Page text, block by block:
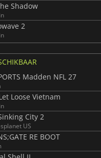
Shadow
2
Madden NFL 27
Loose Vietnam
City 2
US
RE BOOT